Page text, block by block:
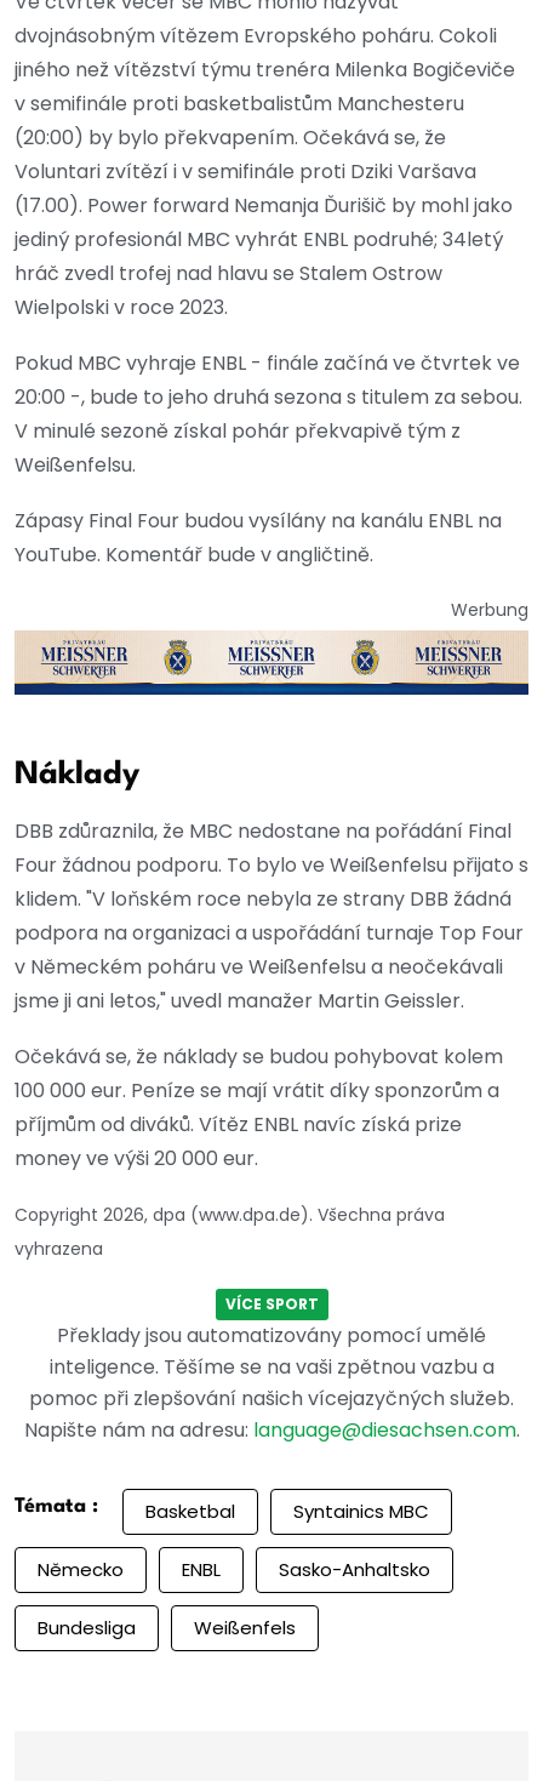
dvojnásobným vítězem Evropského poháru. Cokoli
jiného než vítězství týmu trenéra Milenka Bogičeviče
v semifinále proti basketbalistům Manchesteru
(20:00) by bylo překvapením. Očekává se, že
Voluntari zvítězí i v semifinále proti Dziki Varšava
(17.00). Power forward Nemanja Ďurišič by mohl jako
jediný profesionál MBC vyhrát ENBL podruhé; 34letý
hráč zvedl trofej nad hlavu se Stalem Ostrow
Wielpolski v roce 2023.
Pokud MBC vyhraje ENBL - finále začíná ve čtvrtek ve
20:00 -, bude to jeho druhá sezona s titulem za sebou.
V minulé sezoně získal pohár překvapivě tým z
Weißenfelsu.
Zápasy Final Four budou vysílány na kanálu ENBL na
YouTube. Komentář bude v angličtině.
Werbung
Náklady
DBB zdůraznila, že MBC nedostane na pořádání Final
Four žádnou podporu. To bylo ve Weißenfelsu přijato s
klidem. "V loňském roce nebyla ze strany DBB žádná
podpora na organizaci a uspořádání turnaje Top Four
v Německém poháru ve Weißenfelsu a neočekávali
jsme ji ani letos," uvedl manažer Martin Geissler.
Očekává se, že náklady se budou pohybovat kolem
100 000 eur. Peníze se mají vrátit díky sponzorům a
příjmům od diváků. Vítěz ENBL navíc získá prize
money ve výši 20 000 eur.
Copyright 2026, dpa (www.dpa.de). Všechna práva
vyhrazena
VÍCE SPORT
Překlady jsou automatizovány pomocí umělé
inteligence. Těšíme se na vaši zpětnou vazbu a
pomoc při zlepšování našich vícejazyčných služeb.
Napište nám na adresu: language@diesachsen.com.
Témata : Basketbal Syntainics MBC
Německo ENBL Sasko-Anhaltsko
Bundesliga Weißenfels